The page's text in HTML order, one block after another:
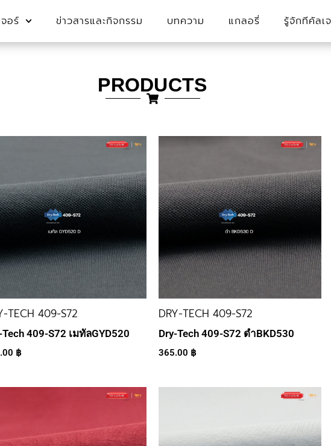
อร์ ข่าวสารและกิจกรรม บทความ แกลอรี่ รู้จักทีคัลเ
PRODUCTS
TECH 409-S72
Tech 409-S72 เมทัลGYD520
฿
DRY-TECH 409-S72
Dry-Tech 409-S72 ดำBKD530
365.00 ฿